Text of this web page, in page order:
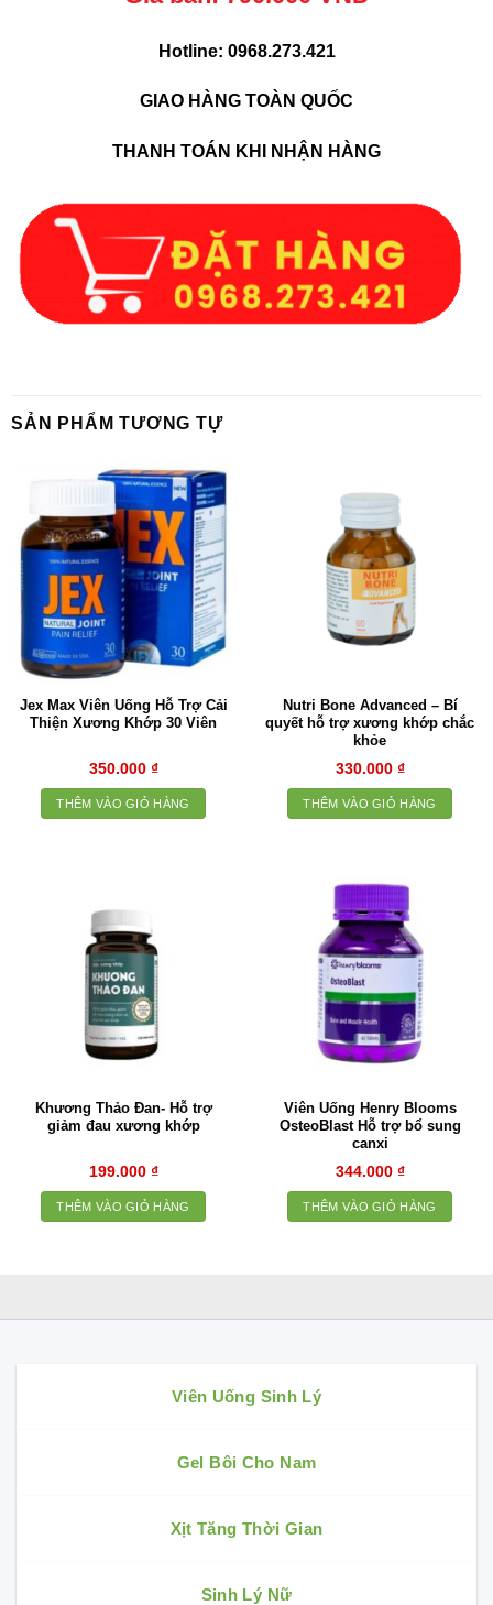
Hotline: 0968.273.421
GIAO HÀNG TOÀN QUỐC
THANH TOÁN KHI NHẬN HÀNG
SẢN PHẨM TƯƠNG TỰ
Jex Max Viên Uống Hỗ Trợ Cải
Thiện Xương Khớp 30 Viên
350.000 ₫
THÊM VÀO GIỎ HÀNG
Nutri Bone Advanced – Bí
quyết hỗ trợ xương khớp chắc
khỏe
330.000 ₫
THÊM VÀO GIỎ HÀNG
Khương Thảo Đan- Hỗ trợ
giảm đau xương khớp
199.000 ₫
THÊM VÀO GIỎ HÀNG
Viên Uống Henry Blooms
OsteoBlast Hỗ trợ bổ sung
canxi
344.000 ₫
THÊM VÀO GIỎ HÀNG
Viên Uống Sinh Lý
Gel Bôi Cho Nam
Xịt Tăng Thời Gian
Sinh Lý Nữ